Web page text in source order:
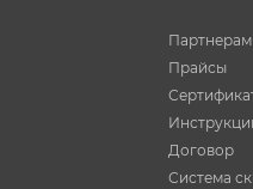
Партнерам
Прайсы
Договор
Система